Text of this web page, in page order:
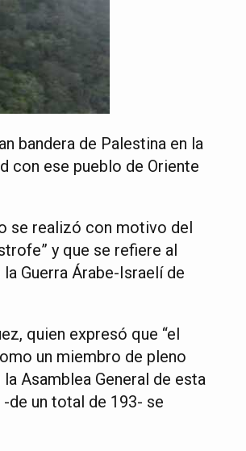
bandera de Palestina en la
con ese pueblo de Oriente
se realizó con motivo del
y que se refiere al
Guerra Árabe-Israelí de
quien expresó que “el
un miembro de pleno
Asamblea General de esta
de un total de 193- se